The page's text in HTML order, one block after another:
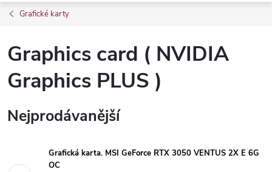
Grafické karty
Graphics card ( NVIDIA
Graphics PLUS )
Nejprodávanější
Grafická karta. MSI GeForce RTX 3050 VENTUS 2X E 6G
OC